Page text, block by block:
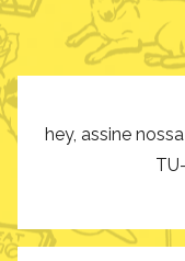
hey, assine